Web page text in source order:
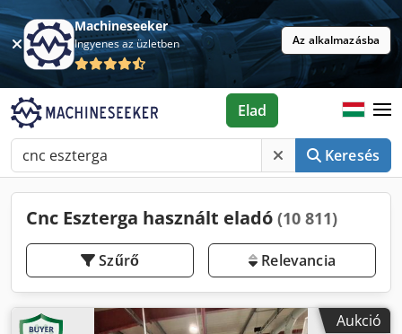
Machineseeker
Ingyenes az üzletben Az alkalmazásba
Keresés
Elad
Cnc Eszterga használt eladó (10 811)
Szűrő Relevancia
Aukció